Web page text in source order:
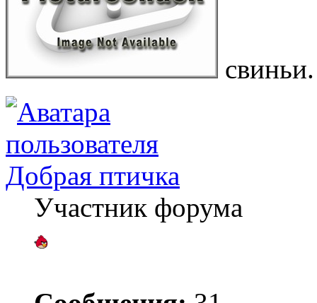
свиньи.
Добрая птичка
Участник форума